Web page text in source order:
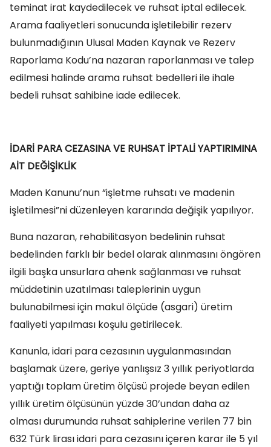
teminat irat kaydedilecek ve ruhsat iptal edilecek.
Arama faaliyetleri sonucunda işletilebilir rezerv
bulunmadığının Ulusal Maden Kaynak ve Rezerv
Raporlama Kodu’na nazaran raporlanması ve talep
edilmesi halinde arama ruhsat bedelleri ile ihale
bedeli ruhsat sahibine iade edilecek.
İDARİ PARA CEZASINA VE RUHSAT İPTALİ YAPTIRIMINA
AİT DEĞİŞİKLİK
Maden Kanunu’nun “işletme ruhsatı ve madenin
işletilmesi”ni düzenleyen kararında değişik yapılıyor.
Buna nazaran, rehabilitasyon bedelinin ruhsat
bedelinden farklı bir bedel olarak alınmasını öngören
ilgili başka unsurlara ahenk sağlanması ve ruhsat
müddetinin uzatılması taleplerinin uygun
bulunabilmesi için makul ölçüde (asgari) üretim
faaliyeti yapılması koşulu getirilecek.
Kanunla, idari para cezasının uygulanmasından
başlamak üzere, geriye yanlışsız 3 yıllık periyotlarda
yaptığı toplam üretim ölçüsü projede beyan edilen
yıllık üretim ölçüsünün yüzde 30’undan daha az
olması durumunda ruhsat sahiplerine verilen 77 bin
632 Türk lirası idari para cezasını içeren karar ile 5 yıl